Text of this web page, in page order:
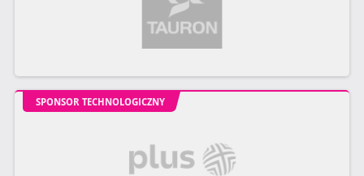
SPONSOR TECHNOLOGICZNY